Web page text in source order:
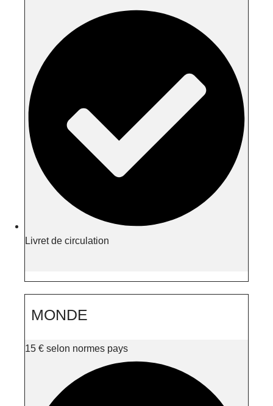
Livret de circulation
MONDE
15 € selon normes pays